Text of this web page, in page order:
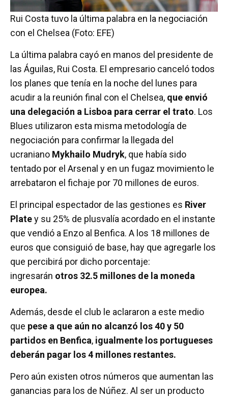
Rui Costa tuvo la última palabra en la negociación
con el Chelsea (Foto: EFE)
La última palabra cayó en manos del presidente de
las Águilas, Rui Costa. El empresario canceló todos
los planes que tenía en la noche del lunes para
acudir a la reunión final con el Chelsea, que envió
una delegación a Lisboa para cerrar el trato. Los
Blues utilizaron esta misma metodología de
negociación para confirmar la llegada del
ucraniano Mykhailo Mudryk, que había sido
tentado por el Arsenal y en un fugaz movimiento le
arrebataron el fichaje por 70 millones de euros.
El principal espectador de las gestiones es River
Platey su 25% de plusvalía acordado en el instante
que vendió a Enzo al Benfica. A los 18 millones de
euros que consiguió de base, hay que agregarle los
que percibirá por dicho porcentaje:
ingresarán otros 32.5 millones de la moneda
europea.
Además, desde el club le aclararon a este medio
que pese a que aún no alcanzó los 40 y 50
partidos en Benfica, igualmente los portugueses
deberán pagar los 4 millones restantes.
Pero aún existen otros números que aumentan las
ganancias para los de Núñez. Al ser un producto